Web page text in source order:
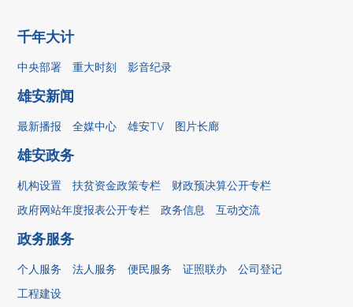
千年大计
中央部署 重大时刻 影音纪录
雄安新闻
最新播报 全媒中心 雄安TV 图片长廊
雄安政务
机构设置 扶贫资金政策专栏
财政预决算公开专栏
政府网站年度报表公开专栏
政务信息 互动交流
政务服务
个人服务 法人服务 便民服务 证照联办
公司登记
工程建设